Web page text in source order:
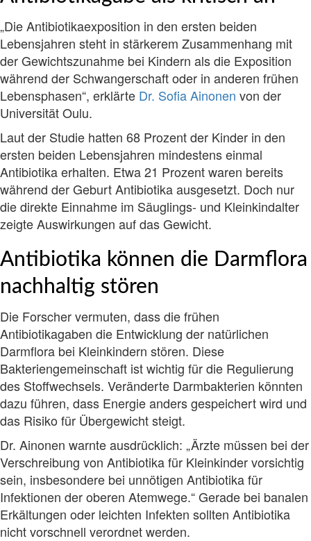
„Die Antibiotikaexposition in den ersten beiden
Lebensjahren steht in stärkerem Zusammenhang mit
der Gewichtszunahme bei Kindern als die Exposition
während der Schwangerschaft oder in anderen frühen
Lebensphasen“, erklärte Dr. Sofia Ainonen von der
Universität Oulu.
Laut der Studie hatten 68 Prozent der Kinder in den
ersten beiden Lebensjahren mindestens einmal
Antibiotika erhalten. Etwa 21 Prozent waren bereits
während der Geburt Antibiotika ausgesetzt. Doch nur
die direkte Einnahme im Säuglings- und Kleinkindalter
zeigte Auswirkungen auf das Gewicht.
Antibiotika können die Darmflora
nachhaltig stören
Die Forscher vermuten, dass die frühen
Antibiotikagaben die Entwicklung der natürlichen
Darmflora bei Kleinkindern stören. Diese
Bakteriengemeinschaft ist wichtig für die Regulierung
des Stoffwechsels. Veränderte Darmbakterien könnten
dazu führen, dass Energie anders gespeichert wird und
das Risiko für Übergewicht steigt.
Dr. Ainonen warnte ausdrücklich: „Ärzte müssen bei der
Verschreibung von Antibiotika für Kleinkinder vorsichtig
sein, insbesondere bei unnötigen Antibiotika für
Infektionen der oberen Atemwege.“ Gerade bei banalen
Erkältungen oder leichten Infekten sollten Antibiotika
nicht vorschnell verordnet werden.